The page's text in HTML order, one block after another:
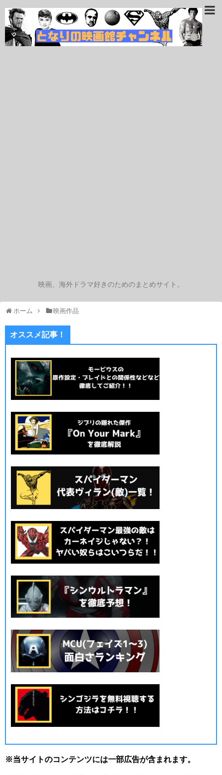
映画、海外ドラマ好きのためのまとめサイト。
ホーム 映画作品
オススメ記事！
※当サイトのコンテンツには一部広告が含まれます。